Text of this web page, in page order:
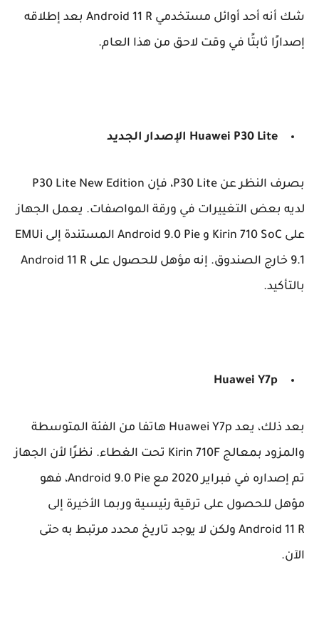
شك أنه أحد أوائل مستخدمي Android 11 R بعد إطلاقه
إصدارًا ثابتًا في وقت لاحق من هذا العام.
Huawei P30 Lite الإصدار الجديد
بصرف النظر عن P30 Lite، فإن P30 Lite New Edition
لديه بعض التغييرات في ورقة المواصفات. يعمل الجهاز
على Kirin 710 SoC و Android 9.0 Pie المستندة إلى EMUi
9.1 خارج الصندوق. إنه مؤهل للحصول على Android 11 R
بالتأكيد.
Huawei Y7p
بعد ذلك، يعد Huawei Y7p هاتفا من الفئة المتوسطة ​​
والمزود بمعالج Kirin 710F تحت الغطاء. نظرًا لأن الجهاز
تم إصداره في فبراير 2020 مع Android 9.0 Pie، فهو
مؤهل للحصول على ترقية رئيسية وربما الأخيرة إلى
Android 11 R ولكن لا يوجد تاريخ محدد مرتبط به حتى
الآن.